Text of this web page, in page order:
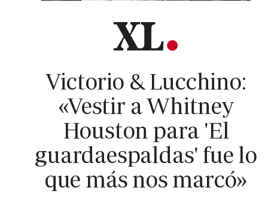
Victorio & Lucchino:
«Vestir a Whitney
Houston para 'El
guardaespaldas' fue lo
que más nos marcó»